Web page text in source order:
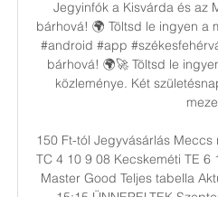
Jegyinfók a Kisvárda és az
bárhová! 🌍 Töltsd le ingyen
#android #app
bárhová! 🌍🚀 Töltsd le
közleménye. Két
150 Ft-tól Jegyvásárlás Meccs
TC 4 10 9 08 Kecskeméti TE
Master Good Teljes tabella